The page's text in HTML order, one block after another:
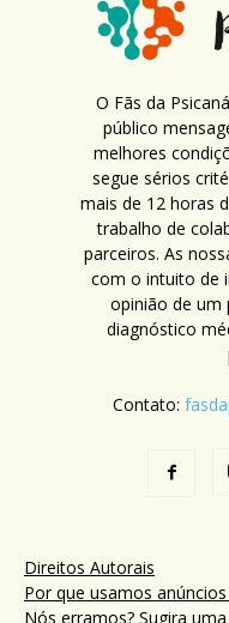
O Fãs da
público
melhores
segue sérios
mais de 12 horas
trabalho de
parceiros. As
com o intuito de
opinião de um
diagnóstico
Contato:
Direitos Autorais
Por que usamos
Nós erramos? Sugira